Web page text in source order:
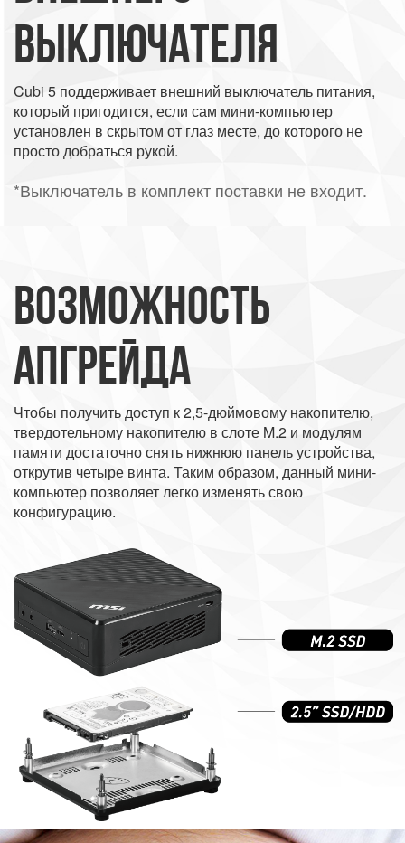
ВЫКЛЮЧАТЕЛЯ
Cubi 5 поддерживает внешний выключатель питания,
который пригодится, если сам мини-компьютер
установлен в скрытом от глаз месте, до которого не
просто добраться рукой.
*Выключатель в комплект поставки не входит.
ВОЗМОЖНОСТЬ
АПГРЕЙДА
Чтобы получить доступ к 2,5-дюймовому накопителю,
твердотельному накопителю в слоте M.2 и модулям
памяти достаточно снять нижнюю панель устройства,
открутив четыре винта. Таким образом, данный мини-
компьютер позволяет легко изменять свою
конфигурацию.